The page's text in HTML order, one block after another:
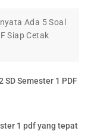
Ada 5 Soal
Siap Cetak
1 pdf yang tepat